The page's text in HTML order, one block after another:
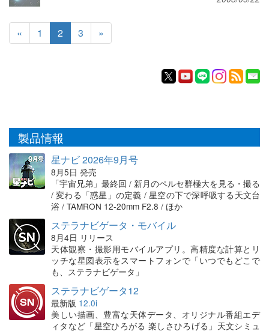
« 1 2 3 »
製品情報
星ナビ 2026年9月号
8月5日 発売
「宇宙兄弟」最終回 / 新月のペルセ群極大を見る・撮る
/ 変わる「惑星」の定義 / 星空の下で深呼吸する天文台
浴 / TAMRON 12-20mm F2.8 / ほか
ステラナビゲータ・モバイル
8月4日 リリース
天体観察・撮影用モバイルアプリ。高精度な計算とリ
ッチな星図表示をスマートフォンで「いつでもどこで
も、ステラナビゲータ」
ステラナビゲータ12
最新版 12.0i
美しい描画、豊富な天体データ、オリジナル番組エデ
ィタなど「星空ひろがる 楽しさひろげる」天文シミュ